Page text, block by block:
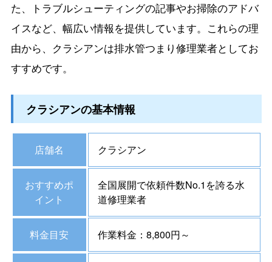
た、トラブルシューティングの記事やお掃除のアドバ
イスなど、幅広い情報を提供しています。これらの理
由から、クラシアンは排水管つまり修理業者としてお
すすめです。
クラシアンの基本情報
店舗名 クラシアン
おすすめポ
イント
全国展開で依頼件数No.1を誇る水
道修理業者
料金目安 作業料金：8,800円～